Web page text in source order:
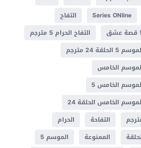
Series ONline
التفاح
التفاح الحرام 5 مترجم
24 مترجم
الموسم الخامس
الخامس 5
الخامس الحلقة 24
التفاحة
الحرام
الممنوعة
الموسم 5